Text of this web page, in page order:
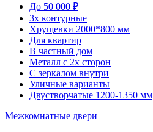
До 50 000 ₽
3х контурные
Хрущевки 2000*800 мм
Для квартир
В частный дом
Металл с 2х сторон
С зеркалом внутри
Уличные варианты
Двустворчатые 1200-1350 мм
Межкомнатные двери